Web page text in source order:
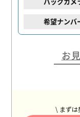
バックカメ
希望ナンバ
お
\ まずは